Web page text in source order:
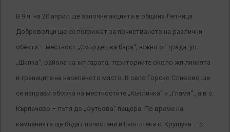
В 9 ч. на 20 април ще започне акцията в община Летница.
Доброволци ще се погрижат за почистването на различни
обекти – местност „Смърдешка бара“, южно от града, ул.
„Шипка“, района на жп гарата, териториите около жп линията
в границите на населеното място. В село Горско Сливово ще
се направи оборка на местностите „Къкличка“ и „Гламя“., а в с.
Кърпачево – пътя до „Футьова“ пещера. По време на
кампанията ще бъдат почистени и Екопътека с. Крушуна – с.